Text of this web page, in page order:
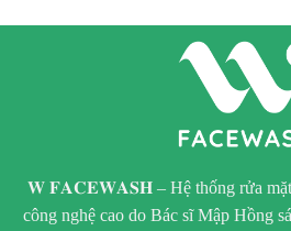
𝐖 𝐅𝐀𝐂𝐄𝐖𝐀𝐒𝐇 – Hệ thống rửa mặt
công nghệ cao do Bác sĩ Mập Hồng